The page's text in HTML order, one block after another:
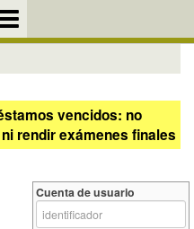
vencidos: no
rendir exámenes finales
Cuenta de usuario